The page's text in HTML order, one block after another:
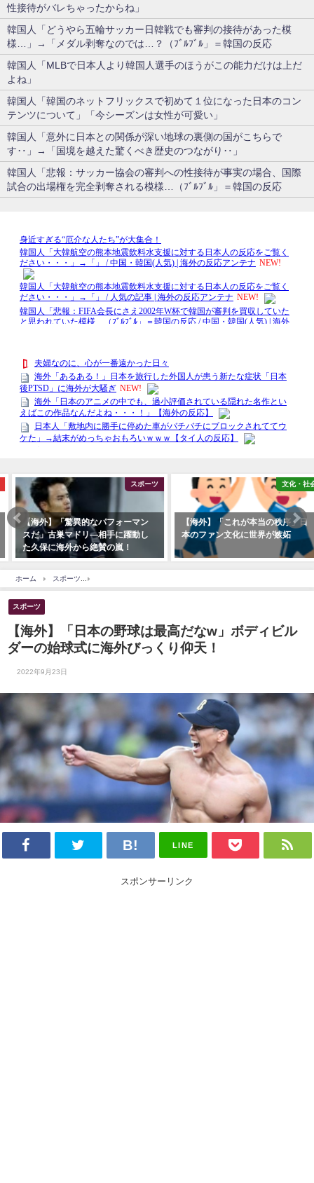
性接待がバレちゃったからね」
韓国人「どうやら五輪サッカー日韓戦でも審判の接待があった模
様…」→「メダル剥奪なのでは…？（ﾌﾞﾙﾌﾞﾙ」＝韓国の反応
韓国人「MLBで日本人より韓国人選手のほうがこの能力だけは上だ
よね」
韓国人「韓国のネットフリックスで初めて１位になった日本のコン
テンツについて」「今シーズンは女性が可愛い」
韓国人「意外に日本との関係が深い地球の裏側の国がこちらで
す‥」→「国境を越えた驚くべき歴史のつながり‥」
韓国人「悲報：サッカー協会の審判への性接待が事実の場合、国際
試合の出場権を完全剥奪される模様…（ﾌﾞﾙﾌﾞﾙ」＝韓国の反応
スポーツ
【海外】「驚異的なパフォーマン
スだ」古巣マドリ―相手に躍動し
た久保に海外から絶賛の嵐！
文化・社会
【海外】「これが本当の秩序」日
本のファン文化に世界が嫉妬
ホーム スポーツ
スポーツ
【海外】「日本の野球は最高だなw」ボディビル
ダーの始球式に海外びっくり仰天！
2022年9月23日
LINE
スポンサーリンク